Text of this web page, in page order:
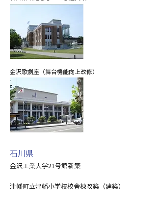
金沢歌劇座（舞台機能向上改修）
石川県
金沢工業大学21号館新築
津幡町立津幡小学校校舎棟改築（建築）